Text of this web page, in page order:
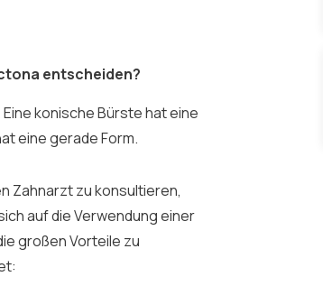
entscheiden?
konische Bürste hat eine
eine gerade Form.
Zahnarzt zu konsultieren,
auf die Verwendung einer
großen Vorteile zu